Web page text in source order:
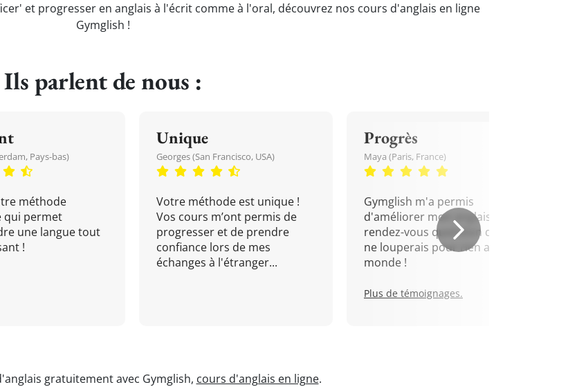
et progresser en anglais à l'écrit comme à l'oral, découvrez nos cours d'anglais en ligne
Gymglish !
Ils parlent de nous :
Pays-bas)
méthode
qui permet
une langue tout
!
Unique
Georges (San Francisco, USA)
Votre méthode est unique !
Vos cours m’ont permis de
progresser et de prendre
confiance lors de mes
échanges à l'étranger...
Progrès
Maya (Paris, France)
Gymglish m'a permis
d'améliorer mon anglais. Un
rendez-vous quotidien que je
ne louperais pour rien au
monde !
Plus de témoignages.
gratuitement avec Gymglish, cours d'anglais en ligne.